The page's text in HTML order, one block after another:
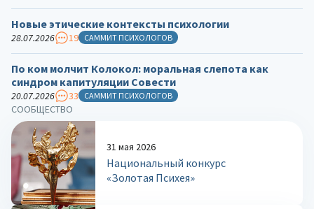
СООБЩЕСТВО
31 мая 2026
Национальный конкурс
«Золотая Психея»
Новые этические контексты психологии
28.07.2026 19 САММИТ ПСИХОЛОГОВ
По ком молчит Колокол: моральная слепота как
синдром капитуляции Совести
20.07.2026 33 САММИТ ПСИХОЛОГОВ